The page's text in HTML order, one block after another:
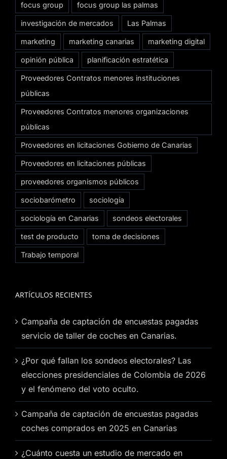
focus group focus group las palmas
investigación de mercados Las Palmas
marketing marketing canarias marketing digital
opinión pública planificación estratética
Proveedores Contratos menores instituciones
públicas
Proveedores Contratos menores organizaciones
públicas
Proveedores en licitaciones Gobierno de Canarias
Proveedores en licitaciones públicas
proveedores organismos públicos
sociobarómetro sociología
sociología en Canarias sondeos electorales
test de producto toma de decisiones
Trabajo temporal
ARTÍCULOS RECIENTES
Campaña de captación de encuestas pagadas
servicio de taller de coches en Canarias.
¿Por qué fallan los sondeos electorales? Las
elecciones presidenciales de Colombia de 2026
y el fenómeno del voto oculto.
Campaña de captación de encuestas pagadas
coches comprados en 2025 en Canarias
¿Cuánto cuesta un estudio de mercado en